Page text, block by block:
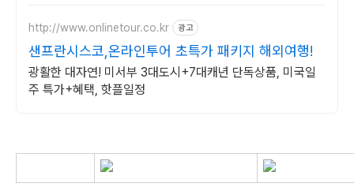
http://www.onlinetour.co.kr 광고
샌프란시스코,온라인투어 초특가 패키지 해외여행!
광활한 대자연! 미서부 3대도시+7대캐년 단독상품, 미국일
주 특가+혜택, 핫플일정